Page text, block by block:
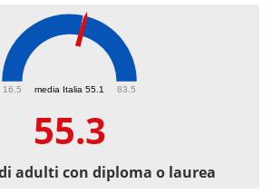
media Italia 55.1
16.5 83.5
55.3
adulti con diploma o laurea